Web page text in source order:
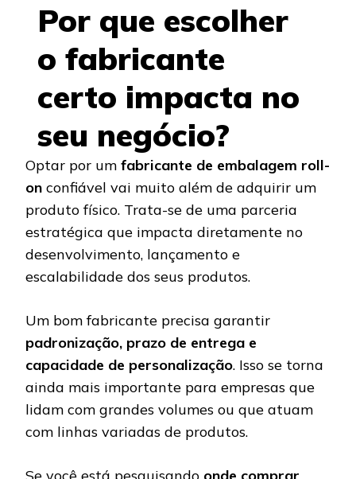
Por que escolher
o fabricante
certo impacta no
seu negócio?
Optar por um fabricante de embalagem roll-
on confiável vai muito além de adquirir um
produto físico. Trata-se de uma parceria
estratégica que impacta diretamente no
desenvolvimento, lançamento e
escalabilidade dos seus produtos.
Um bom fabricante precisa garantir
padronização, prazo de entrega e
capacidade de personalização. Isso se torna
ainda mais importante para empresas que
lidam com grandes volumes ou que atuam
com linhas variadas de produtos.